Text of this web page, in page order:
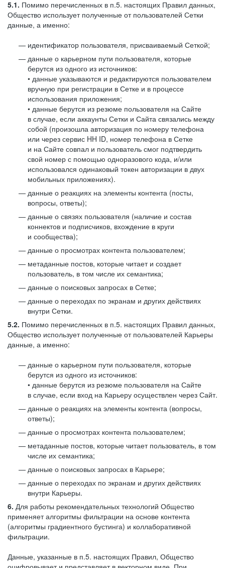
5.1. Помимо перечисленных в п.5. настоящих Правил данных,
Общество использует полученные от пользователей Сетки
данные, а именно:
идентификатор пользователя, присваиваемый Сеткой;
данные о карьерном пути пользователя, которые
берутся из одного из источников:
• данные указываются и редактируются пользователем
вручную при регистрации в Сетке и в процессе
использования приложения;
• данные берутся из резюме пользователя на Сайте
в случае, если аккаунты Сетки и Сайта связались между
собой (произошла авторизация по номеру телефона
или через сервис HH ID, номер телефона в Сетке
и на Сайте совпал и пользователь смог подтвердить
свой номер с помощью одноразового кода, и/или
использовался одинаковый токен авторизации в двух
мобильных приложениях).
данные о реакциях на элементы контента (посты,
вопросы, ответы);
данные о связях пользователя (наличие и состав
коннектов и подписчиков, вхождение в круги
и сообщества);
данные о просмотрах контента пользователем;
метаданные постов, которые читает и создает
пользователь, в том числе их семантика;
данные о поисковых запросах в Сетке;
данные о переходах по экранам и других действиях
внутри Сетки.
5.2. Помимо перечисленных в п.5. настоящих Правил данных,
Общество использует полученные от пользователей Карьеры
данные, а именно:
данные о карьерном пути пользователя, которые
берутся из одного из источников:
• данные берутся из резюме пользователя на Сайте
в случае, если вход на Карьеру осуществлен через Сайт.
данные о реакциях на элементы контента (вопросы,
ответы);
данные о просмотрах контента пользователем;
метаданные постов, которые читает пользователь, в том
числе их семантика;
данные о поисковых запросах в Карьере;
данные о переходах по экранам и других действиях
внутри Карьеры.
6. Для работы рекомендательных технологий Общество
применяет алгоритмы фильтрации на основе контента
(алгоритмы градиентного бустинга) и коллаборативной
фильтрации.
Данные, указанные в п.5. настоящих Правил, Общество